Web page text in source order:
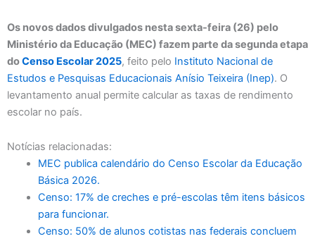
Os novos dados divulgados nesta sexta-feira (26) pelo
Ministério da Educação (MEC) fazem parte da segunda etapa
doCenso Escolar 2025, feito pelo Instituto Nacional de
Estudos e Pesquisas Educacionais Anísio Teixeira (Inep). O
levantamento anual permite calcular as taxas de rendimento
escolar no país.
Notícias relacionadas:
MEC publica calendário do Censo Escolar da Educação
Básica 2026.
Censo: 17% de creches e pré-escolas têm itens básicos
para funcionar.
Censo: 50% de alunos cotistas nas federais concluem